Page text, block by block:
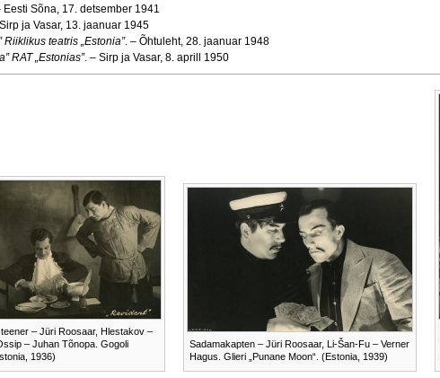
Eesti Sõna, 17. detsember 1941
ja Vasar, 13. jaanuar 1945
Riiklikus teatris „Estonia”. – Õhtuleht, 28. jaanuar 1948
RAT „Estonias”. – Sirp ja Vasar, 8. aprill 1950
– Jüri Roosaar, Hlestakov –
– Juhan Tõnopa. Gogoli
1936)
Sadamakapten – Jüri Roosaar, Li-Šan-Fu – Verner
Hagus. Glieri „Punane Moon“. (Estonia, 1939)